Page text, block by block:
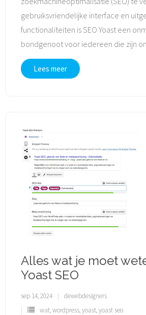
gebruiksvriendelijke interface en
functionaliteiten is SEO Yoast een
bondgenoot voor iedereen die zijn
Lees meer
Alles wat je moet
Yoast SEO
sep 14, 2024
dewebdesigners
wat,wordpress,yoast,yoast seo